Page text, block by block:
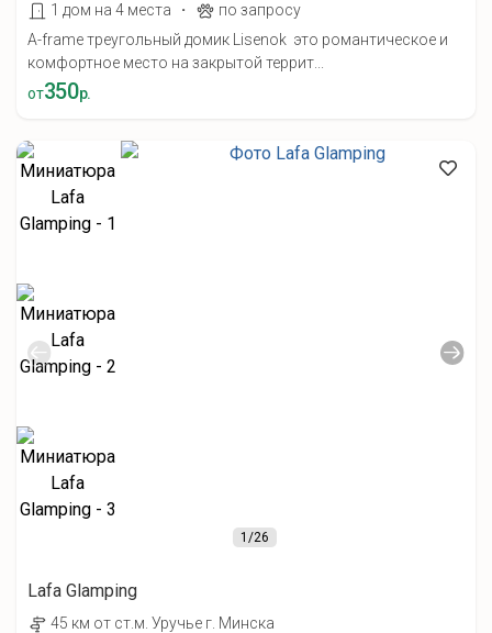
1 дом на 4 места
·
по запросу
A-frame треугольный домик Lisenok это романтическое и
комфортное место на закрытой террит...
от350р.
1/26
Lafa Glamping
45 км от ст.м. Уручье г. Минска